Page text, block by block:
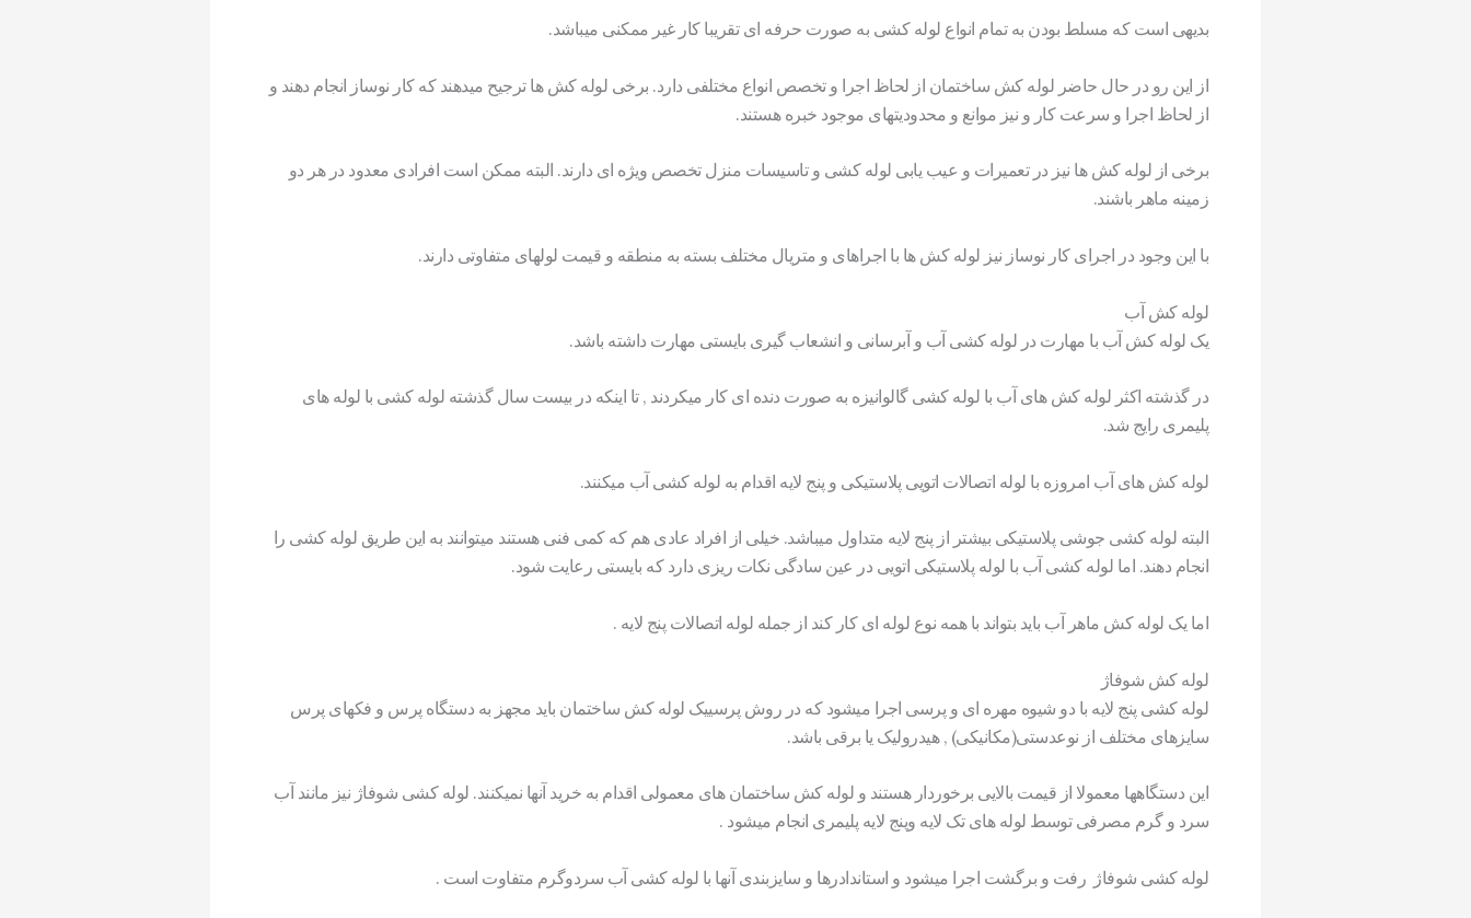
بدیهی است که مسلط بودن به تمام انواع لوله کشی به صورت حرفه ای تقریبا کار غیر ممکنی میباشد.
از این رو در حال حاضر لوله کش ساختمان از لحاظ اجرا و تخصص انواع مختلفی دارد. برخی لوله کش ها ترجیح میدهند که کار نوساز انجام دهند و
از لحاظ اجرا و سرعت کار و نیز موانع و محدودیتهای موجود خبره هستند.
برخی از لوله کش ها نیز در تعمیرات و عیب یابی لوله کشی و تاسیسات منزل تخصص ویژه ای دارند. البته ممکن است افرادی معدود در هر دو
زمینه ماهر باشند.
با این وجود در اجرای کار نوساز نیز لوله کش ها با اجراهای و متریال مختلف بسته به منطقه و قیمت لولهای متفاوتی دارند.
لوله کش آب
یک لوله کش آب با مهارت در لوله کشی آب و آبرسانی و انشعاب گیری بایستی مهارت داشته باشد.
در گذشته اکثر لوله کش های آب با لوله کشی گالوانیزه به صورت دنده ای کار میکردند , تا اینکه در بیست سال گذشته لوله کشی با لوله های
پلیمری رایج شد.
لوله کش های آب امروزه با لوله اتصالات اتویی پلاستیکی و پنج لایه اقدام به لوله کشی آب میکنند.
البته لوله کشی جوشی پلاستیکی بیشتر از پنج لایه متداول میباشد. خیلی از افراد عادی هم که کمی فنی هستند میتوانند به این طریق لوله کشی را
انجام دهند. اما لوله کشی آب با لوله پلاستیکی اتویی در عین سادگی نکات ریزی دارد که بایستی رعایت شود.
اما یک لوله کش ماهر آب باید بتواند با همه نوع لوله ای کار کند از جمله لوله اتصالات پنج لایه .
لوله کش شوفاژ
لوله کشی پنج لایه با دو شیوه مهره ای و پرسی اجرا میشود که در روش پرسییک لوله کش ساختمان باید مجهز به دستگاه پرس و فکهای پرس
سایزهای مختلف از نوعدستی(مکانیکی) , هیدرولیک یا برقی باشد.
این دستگاهها معمولا از قیمت بالایی برخوردار هستند و لوله کش ساختمان های معمولی اقدام به خرید آنها نمیکنند. لوله کشی شوفاژ نیز مانند آب
سرد و گرم مصرفی توسط لوله های تک لایه وپنج لایه پلیمری انجام میشود .
لوله کشی شوفاژ رفت و برگشت اجرا میشود و استاندادرها و سایزبندی آنها با لوله کشی آب سردوگرم متفاوت است .